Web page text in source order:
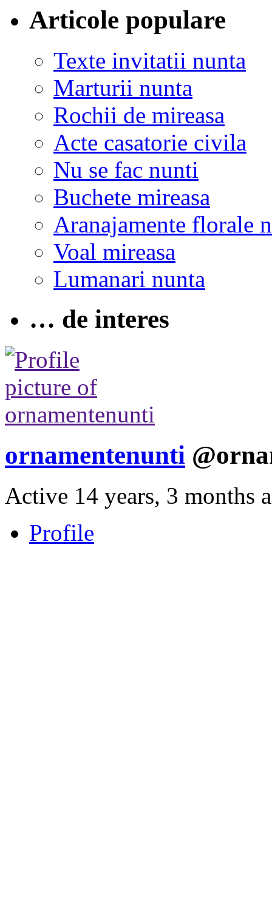
Articole populare
Texte invitatii nunta
Marturii nunta
Rochii de mireasa
Acte casatorie civila
Nu se fac nunti
Buchete mireasa
Aranajamente florale
Voal mireasa
Lumanari nunta
… de interes
ornamentenunti
Active 14 years, 3 months
Profile